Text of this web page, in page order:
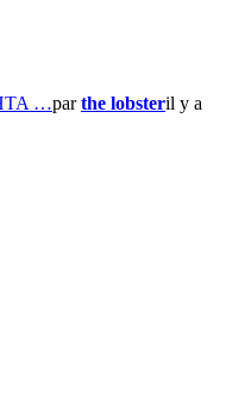
…parthe lobsteril y a